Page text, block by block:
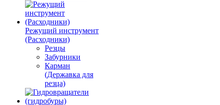
Режущий инструмент
(Расходники)
Резцы
Забурники
Карман
(Державка для
резца)